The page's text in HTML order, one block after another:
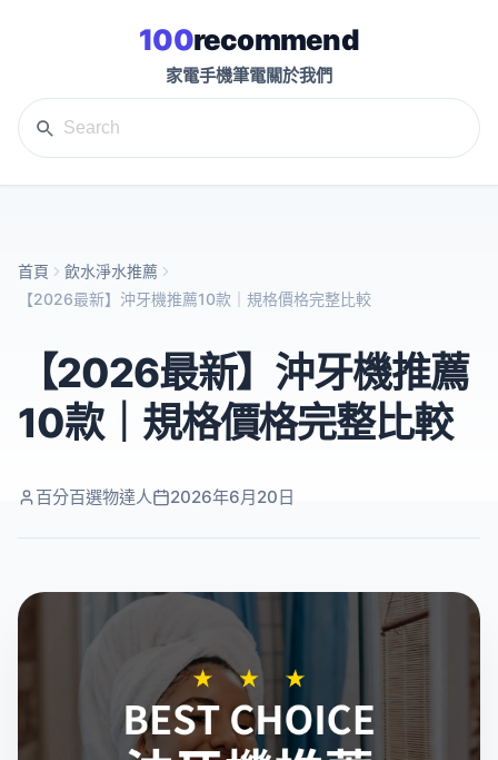
100recommend
家電手機筆電關於我們
首頁
飲水淨水推薦
【2026最新】沖牙機推薦10款｜規格價格完整比較
【2026最新】沖牙機推薦
10款｜規格價格完整比較
百分百選物達人 2026年6月20日